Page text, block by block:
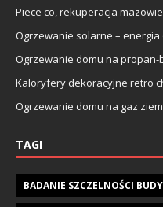
Piece co, rekuperacja
Ogrzewanie solarne – energia
Ogrzewanie domu na propan-
Kaloryfery dekoracyjne retro
Ogrzewanie domu na gaz
TAGI
BADANIE SZCZELNOŚCI